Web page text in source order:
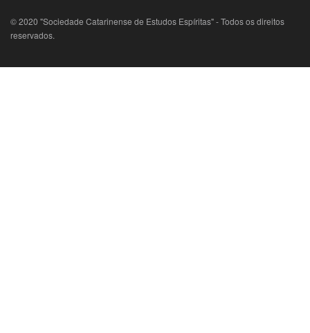
© 2020 "Sociedade Catarinense de Estudos Espíritas" - Todos os direitos
reservados.